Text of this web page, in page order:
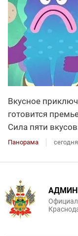
Вкусное
готовится
Сила пяти
Панорама